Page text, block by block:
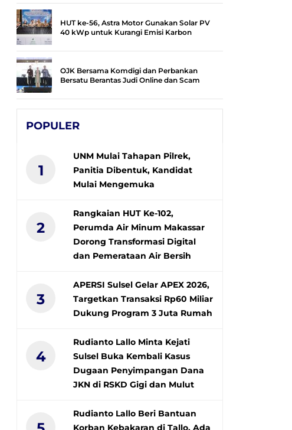
HUT ke-56, Astra Motor Gunakan Solar PV
40 kWp untuk Kurangi Emisi Karbon
OJK Bersama Komdigi dan Perbankan
Bersatu Berantas Judi Online dan Scam
POPULER
1
UNM Mulai Tahapan Pilrek,
Panitia Dibentuk, Kandidat
Mulai Mengemuka
2
Rangkaian HUT Ke-102,
Perumda Air Minum Makassar
Dorong Transformasi Digital
dan Pemerataan Air Bersih
3
APERSI Sulsel Gelar APEX 2026,
Targetkan Transaksi Rp60 Miliar
Dukung Program 3 Juta Rumah
4
Rudianto Lallo Minta Kejati
Sulsel Buka Kembali Kasus
Dugaan Penyimpangan Dana
JKN di RSKD Gigi dan Mulut
Rudianto Lallo Beri Bantuan
Korban Kebakaran di Tallo, Ada